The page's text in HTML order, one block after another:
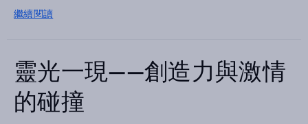
繼續閱讀
靈光一現——創造力與激情
的碰撞